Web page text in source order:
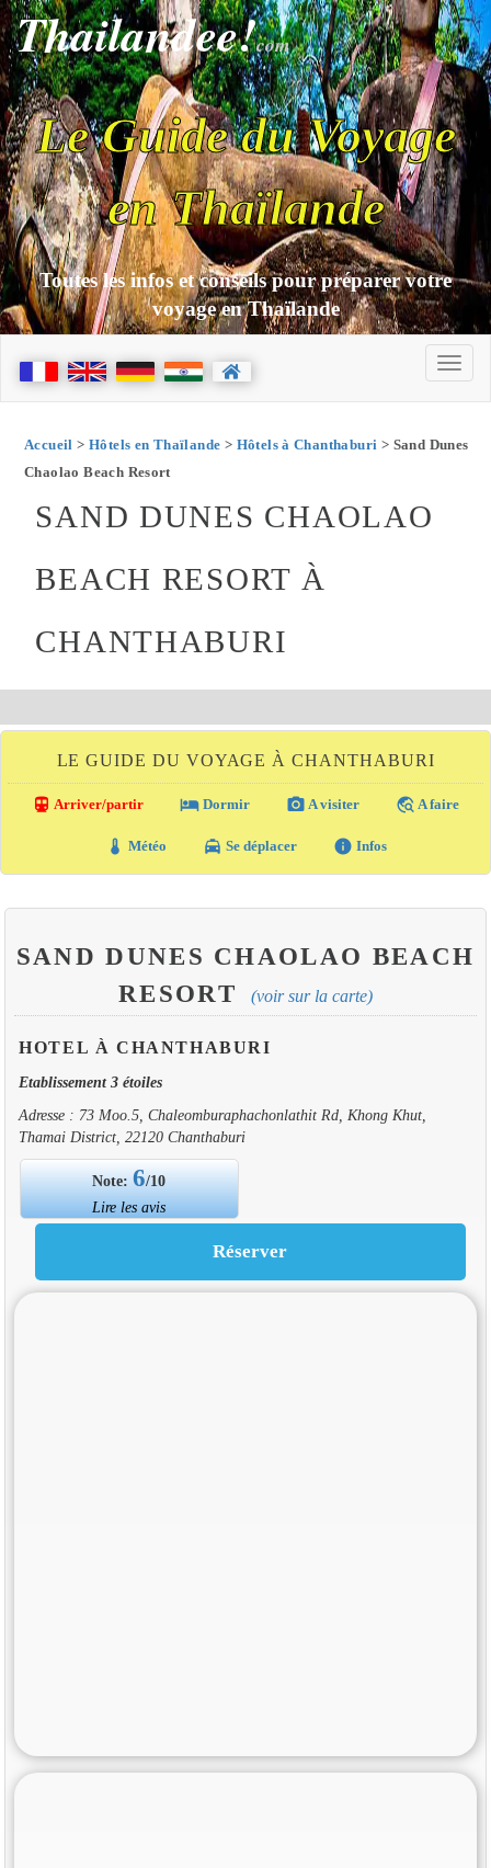
Thailandee!com
Le Guide du Voyage
en Thaïlande
Toutes les infos et conseils pour préparer votre
voyage en Thaïlande
Accueil > Hôtels en Thaïlande > Hôtels à Chanthaburi > Sand Dunes
Chaolao Beach Resort
SAND DUNES CHAOLAO
BEACH RESORT À
CHANTHABURI
LE GUIDE DU VOYAGE À CHANTHABURI
directions_transit Arriver/partir local_hotel Dormir photo_camera A visiter travel_explore A faire
thermostat Météo local_taxi Se déplacer info Infos
SAND DUNES CHAOLAO BEACH
RESORT
(voir sur la carte)
HOTEL À CHANTHABURI
Etablissement 3 étoiles
Adresse : 73 Moo.5, Chaleomburaphachonlathit Rd, Khong Khut,
Thamai District, 22120 Chanthaburi
Note:6/10
Lire les avis